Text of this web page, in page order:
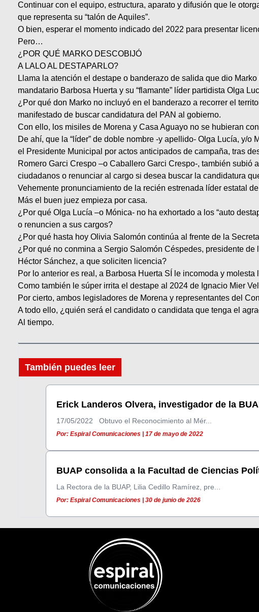
Continuar con el equipo, estructura, aparato y difusión que le
que representa su “talón de Aquiles”.
O bien, esperar el momento indicado del 2022 para presentar
Pero…
¿POR QUÉ MARKO DESCOBIJÓ
A LALO AL DESTAPARLO?
Llama la atención el destape o banderazo de salida que dio
mandatario Barbosa Huerta y su “flamante” líder partidista Olga
¿Por qué don Marko no incluyó en el banderazo a recorrer el
manifestado de buscar candidatura del PAN al gobierno.
Con ello, los misiles de Morena y Casa Aguayo no se hubieran
De ahí, que la “líder” de doble nombre -y apellido- Olga Lucía, y/
el Presidente Municipal por actos anticipados de campaña, tras
Romero Garci Crespo –o Caballero Garci Crespo-, también subió
ciudadanos o renunciar al cargo si desea buscar la candidatura
Vehemente pronunciamiento de la recién estrenada líder estatal
Más el buen juez empieza por casa.
¿Por qué Olga Lucía –o Mónica- no ha exhortado a los “auto
o renuncien a sus cargos?
¿Por qué hasta hoy Olivia Salomón continúa al frente de la
¿Por qué no conmina a Sergio Salomón Céspedes, presidente
Héctor Sánchez, a que soliciten licencia?
Por lo anterior es real, a Barbosa Huerta SÍ le incomoda y
Como también le súper irrita el destape al 2024 de Ignacio Mier
Por cierto, ambos legisladores de Morena y representantes del
A todo ello, ¿quién será el candidato o candidata que tenga el
Al tiempo.
También puedes leer
Erick Landeros Olvera, investigador de la
17/05/2022 Obtuvo el Reconocimiento al Mér...
Por: Espiral Comunicaciones | 17 de mayo de 2022
BUAP consolida a la Facultad de Ciencias
La Rectora de la BUAP, Lilia Cedillo Ramírez, pre...
Por: Espiral Comunicaciones | 30 de junio de 2026